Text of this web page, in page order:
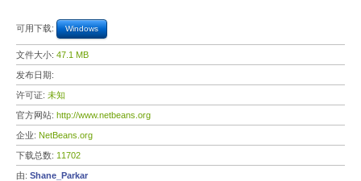
可用下载: Windows
文件大小: 47.1 MB
发布日期:
许可证: 未知
官方网站: http://www.netbeans.org
企业: NetBeans.org
下载总数: 11702
由: Shane_Parkar